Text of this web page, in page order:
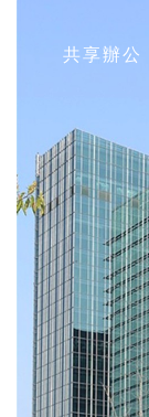
共享辦公